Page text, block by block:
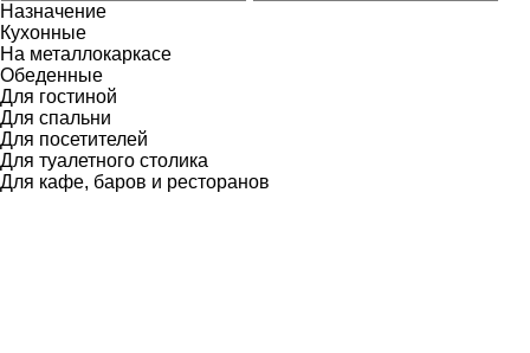
Назначение
Кухонные
На металлокаркасе
Обеденные
Для гостиной
Для спальни
Для посетителей
Для туалетного столика
Для кафе, баров и ресторанов